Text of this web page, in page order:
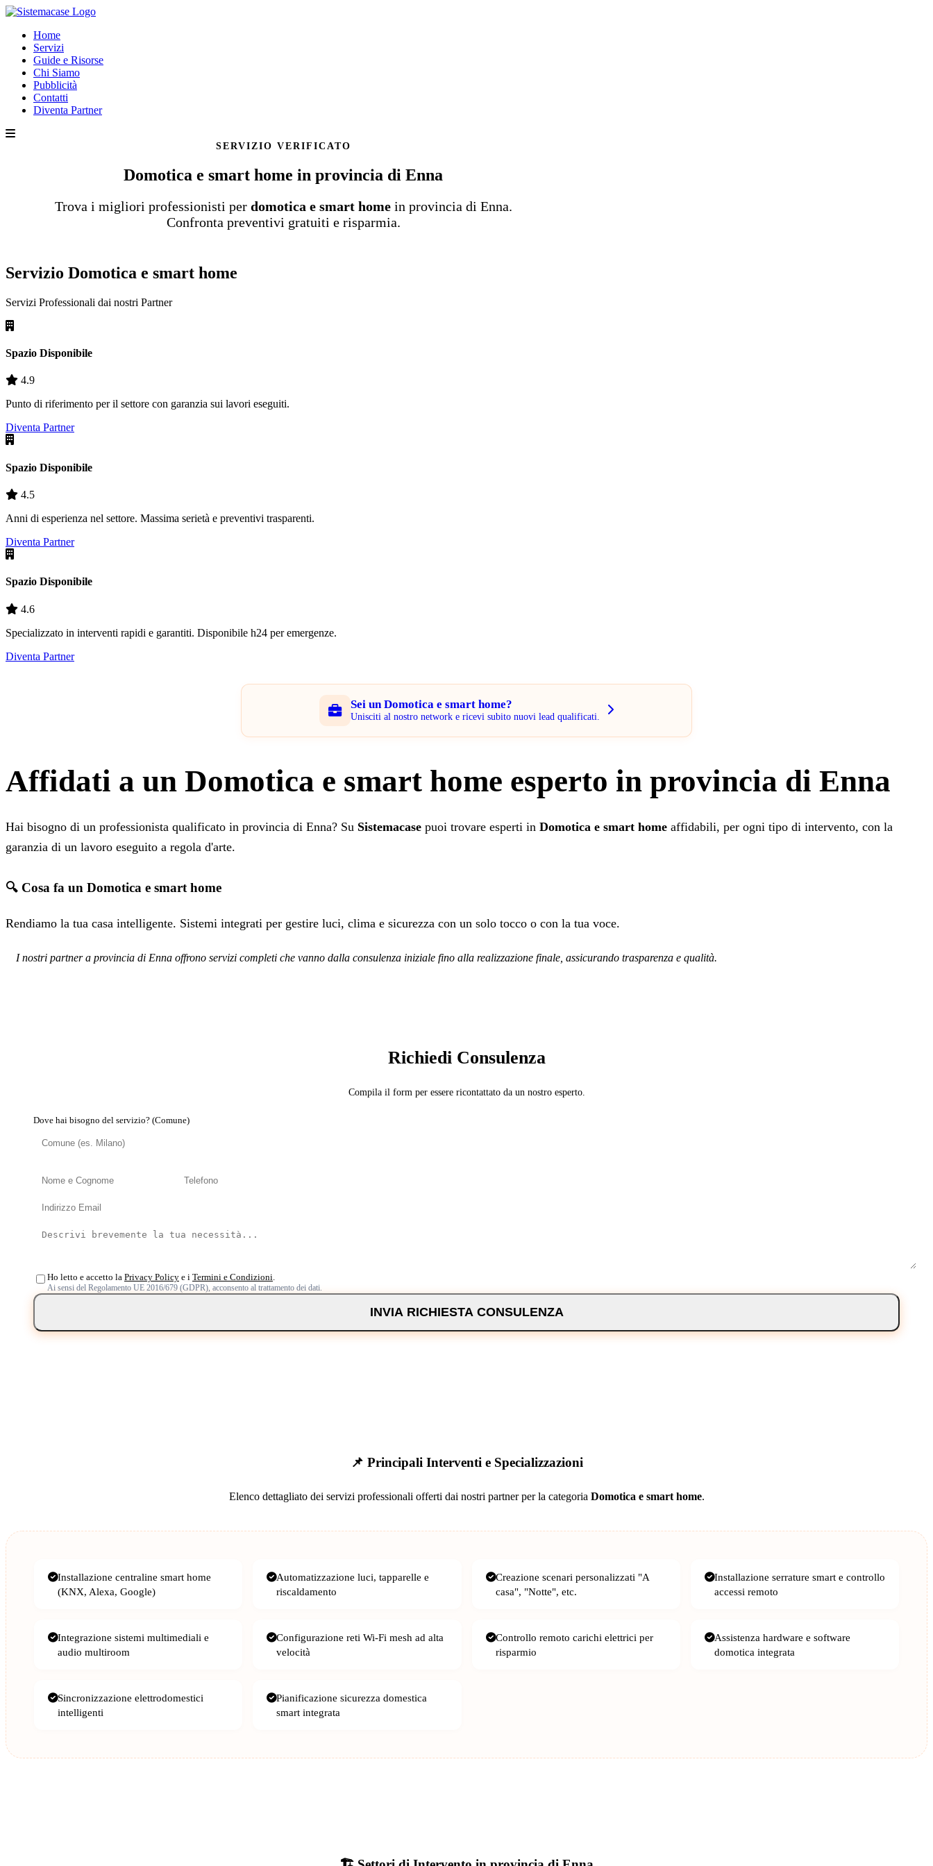
Home
Servizi
Guide e Risorse
Chi Siamo
Pubblicità
Contatti
Diventa Partner
SERVIZIO VERIFICATO
Domotica e smart home in provincia di Enna
Trova i migliori professionisti per domotica e smart home in provincia di Enna.
Confronta preventivi gratuiti e risparmia.
Servizio Domotica e smart home
Servizi Professionali dai nostri Partner
Spazio Disponibile
4.9
Punto di riferimento per il settore con garanzia sui lavori eseguiti.
Diventa Partner
Spazio Disponibile
4.5
Anni di esperienza nel settore. Massima serietà e preventivi trasparenti.
Diventa Partner
Spazio Disponibile
4.6
Specializzato in interventi rapidi e garantiti. Disponibile h24 per emergenze.
Diventa Partner
Sei un Domotica e smart home?
Unisciti al nostro network e ricevi subito nuovi lead qualificati.
Affidati a un Domotica e smart home esperto in provincia di Enna
Hai bisogno di un professionista qualificato in provincia di Enna? Su Sistemacase puoi trovare esperti in Domotica e smart home affidabili, per ogni tipo di intervento, con la
garanzia di un lavoro eseguito a regola d'arte.
🔍 Cosa fa un Domotica e smart home
Rendiamo la tua casa intelligente. Sistemi integrati per gestire luci, clima e sicurezza con un solo tocco o con la tua voce.
I nostri partner a provincia di Enna offrono servizi completi che vanno dalla consulenza iniziale fino alla realizzazione finale, assicurando trasparenza e qualità.
Richiedi Consulenza
Compila il form per essere ricontattato da un nostro esperto.
Dove hai bisogno del servizio? (Comune)
Ho letto e accetto la Privacy Policy e i Termini e Condizioni
Ai sensi del Regolamento UE 2016/679 (GDPR), acconsento al trattamento dei dati.
INVIA RICHIESTA CONSULENZA
📌 Principali Interventi e Specializzazioni
Elenco dettagliato dei servizi professionali offerti dai nostri partner per la categoria Domotica e smart home.
Installazione centraline smart home
(KNX, Alexa, Google)
Automatizzazione luci, tapparelle e
riscaldamento
Creazione scenari personalizzati "A
casa", "Notte", etc.
Installazione serrature smart e controllo
accessi remoto
Integrazione sistemi multimediali e
audio multiroom
Configurazione reti Wi-Fi mesh ad alta
velocità
Controllo remoto carichi elettrici per
risparmio
Assistenza hardware e software
domotica integrata
Sincronizzazione elettrodomestici
intelligenti
Pianificazione sicurezza domestica
smart integrata